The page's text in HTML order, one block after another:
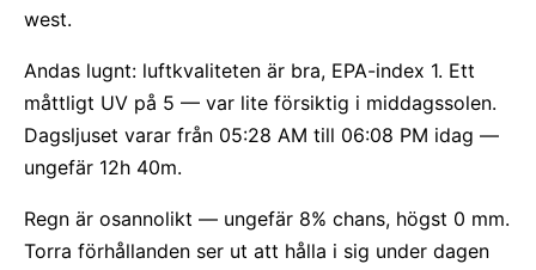
west.
Andas lugnt: luftkvaliteten är bra, EPA-index 1. Ett
måttligt UV på 5 — var lite försiktig i middagssolen.
Dagsljuset varar från 05:28 AM till 06:08 PM idag —
ungefär 12h 40m.
Regn är osannolikt — ungefär 8% chans, högst 0 mm.
Torra förhållanden ser ut att hålla i sig under dagen